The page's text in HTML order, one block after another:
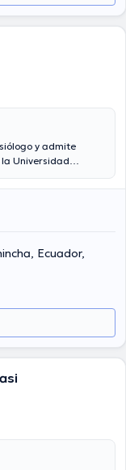
y admite
Universidad
laboral en su
Almeida Nieto ha
objetivo de tener
y ha
Ecuador,